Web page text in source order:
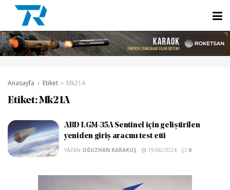
Anasayfa Etiket Mk21A
Etiket:Mk21A
ABD LGM-35A Sentinel için geliştirilen
yeniden giriş aracını test etti
YAZAN OĞUZHAN KARAKUŞ 19/06/2024 0